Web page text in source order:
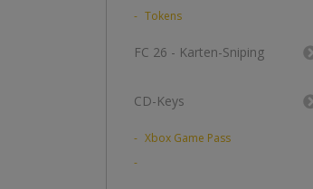
Tokens
FC 26 - Karten-Sniping
CD-Keys
Xbox Game Pass